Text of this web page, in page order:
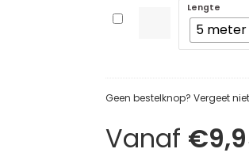
Zelfklevend
20
(haakkant)
Lengte
5 meter
Geen bestelknop? Vergeet
Vanaf €